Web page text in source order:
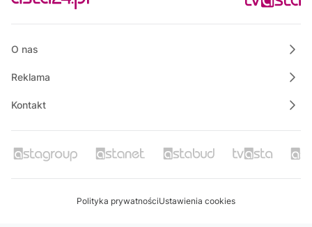
Raport PCT
14:00
O nas
Reklama
Kontakt
Polityka prywatnościUstawienia cookies